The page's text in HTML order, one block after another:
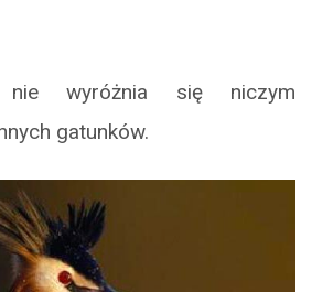
wyróżnia się niczym
gatunków.